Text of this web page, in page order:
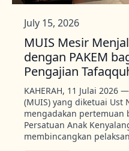
MUIS Mesir
dengan PAKEM
Pengajian
July 15, 2026
KAHERAH, 11 Julai 2026
(MUIS) yang diketuai Ust
mengadakan pertemuan
Persatuan Anak
membincangkan